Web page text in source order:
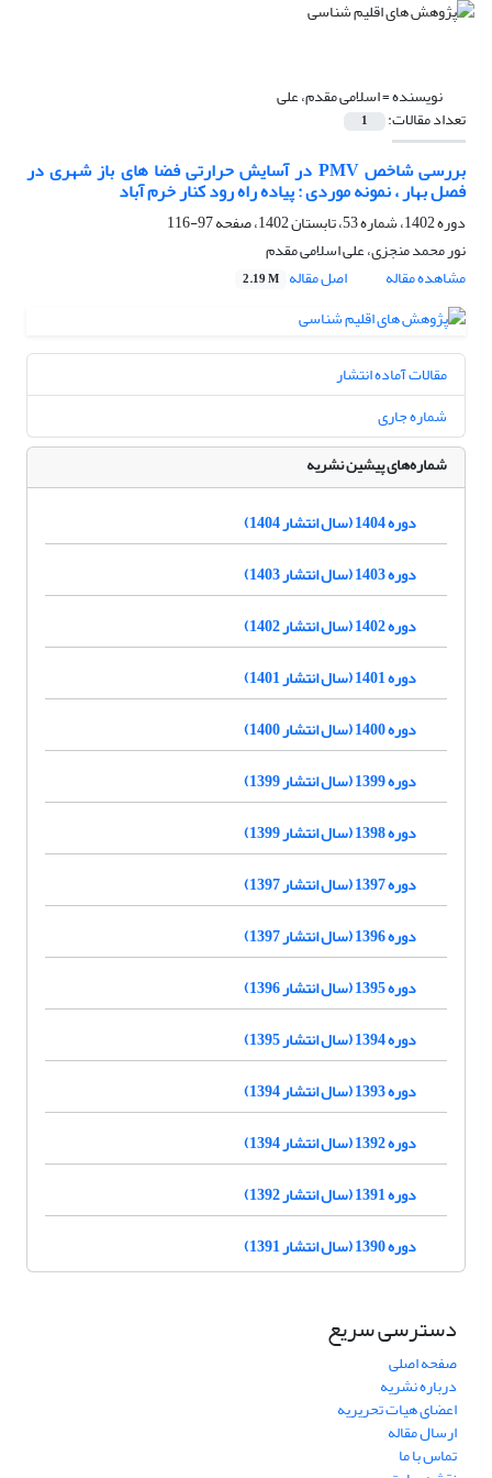
نویسنده =اسلامی مقدم، علی
تعداد مقالات: 1
بررسی شاخص PMV در آسایش حرارتی فضا های باز شهری در
فصل بهار ، نمونه موردی : پیاده راه رود کنار خرم آباد
دوره 1402، شماره 53، تابستان 1402، صفحه
97-116
نور محمد منجزی، علی اسلامی مقدم
مشاهده مقاله
اصل مقاله 2.19 M
مقالات آماده انتشار
شماره جاری
شماره‌های پیشین نشریه
دوره 1404 (سال انتشار 1404)
دوره 1403 (سال انتشار 1403)
دوره 1402 (سال انتشار 1402)
دوره 1401 (سال انتشار 1401)
دوره 1400 (سال انتشار 1400)
دوره 1399 (سال انتشار 1399)
دوره 1398 (سال انتشار 1399)
دوره 1397 (سال انتشار 1397)
دوره 1396 (سال انتشار 1397)
دوره 1395 (سال انتشار 1396)
دوره 1394 (سال انتشار 1395)
دوره 1393 (سال انتشار 1394)
دوره 1392 (سال انتشار 1394)
دوره 1391 (سال انتشار 1392)
دوره 1390 (سال انتشار 1391)
دسترسی سریع
صفحه اصلی
درباره نشریه
اعضای هیات تحریریه
ارسال مقاله
تماس با ما